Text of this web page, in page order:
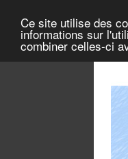
Ce site utilise des
informations sur
combiner celles-ci